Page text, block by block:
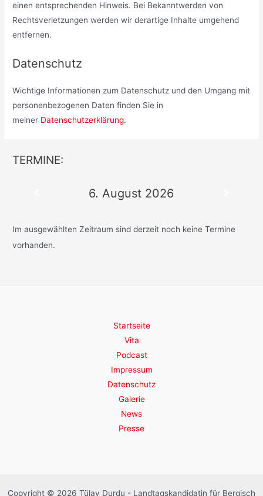
einen entsprechenden Hinweis. Bei Bekanntwerden von
Rechtsverletzungen werden wir derartige Inhalte umgehend
entfernen.
Datenschutz
Wichtige Informationen zum Datenschutz und den Umgang mit
personenbezogenen Daten finden Sie in
meiner Datenschutzerklärung.
TERMINE:
6. August 2026
Im ausgewählten Zeitraum sind derzeit noch keine Termine
vorhanden.
Startseite
Vita
Podcast
Impressum
Datenschutz
Galerie
News
Presse
Copyright © 2026 Tülay Durdu - Landtagskandidatin für Bergisch